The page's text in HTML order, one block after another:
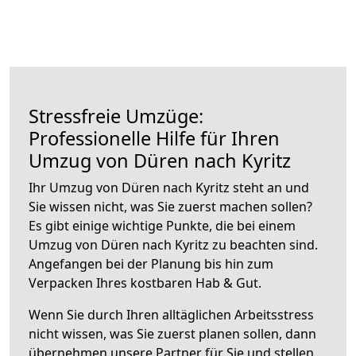
Stressfreie Umzüge:
Professionelle Hilfe für Ihren
Umzug von Düren nach Kyritz
Ihr Umzug von Düren nach Kyritz steht an und
Sie wissen nicht, was Sie zuerst machen sollen?
Es gibt einige wichtige Punkte, die bei einem
Umzug von Düren nach Kyritz zu beachten sind.
Angefangen bei der Planung bis hin zum
Verpacken Ihres kostbaren Hab & Gut.
Wenn Sie durch Ihren alltäglichen Arbeitsstress
nicht wissen, was Sie zuerst planen sollen, dann